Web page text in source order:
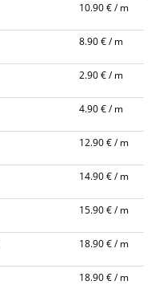
10.90 € / m
8.90 € / m
2.90 € / m
4.90 € / m
12.90 € / m
14.90 € / m
15.90 € / m
18.90 € / m
18.90 € / m